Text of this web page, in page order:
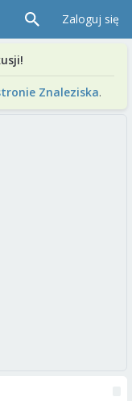
Zaloguj się
Znaleziska.